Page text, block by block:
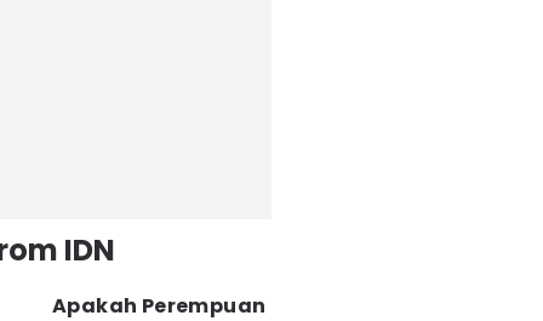
IDN
Apakah Perempuan